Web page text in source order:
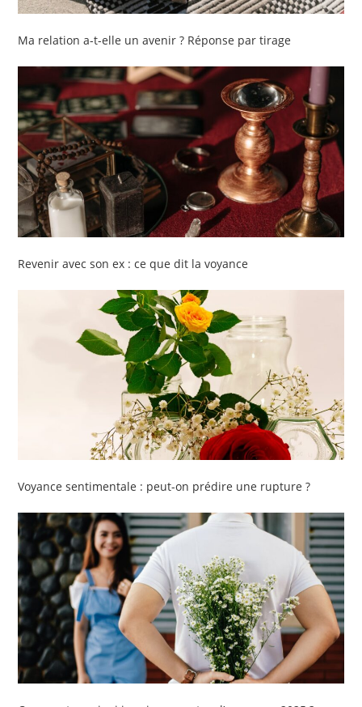
Ma relation a-t-elle un avenir ? Réponse par tirage
Revenir avec son ex : ce que dit la voyance
Voyance sentimentale : peut-on prédire une rupture ?